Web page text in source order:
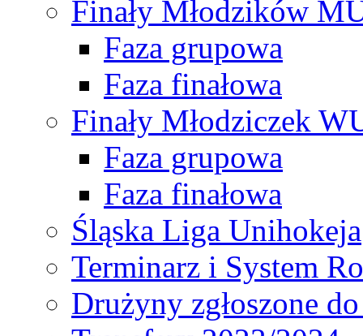
Finały Młodzików
Faza grupowa
Faza finałowa
Finały Młodziczek
Faza grupowa
Faza finałowa
Śląska Liga Unihokeja
Terminarz i System
Drużyny zgłoszone